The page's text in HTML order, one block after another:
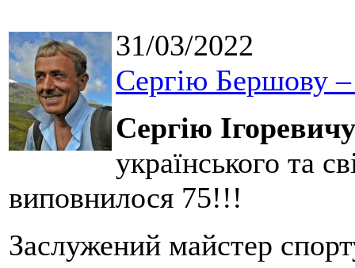
31/03/2022
Сергію Бершову
Сергію
українського та
виповнилося 75!!!
Заслужений майстер